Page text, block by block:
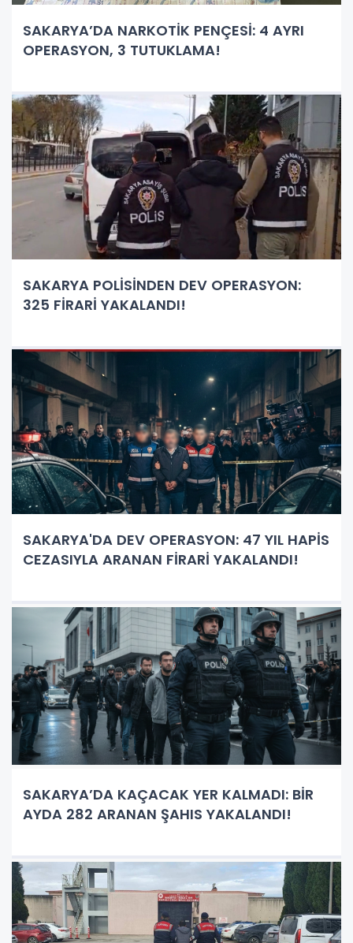
SAKARYA’DA NARKOTİK PENÇESİ: 4 AYRI
OPERASYON, 3 TUTUKLAMA!
SAKARYA POLİSİNDEN DEV OPERASYON:
325 FİRARİ YAKALANDI!
SAKARYA'DA DEV OPERASYON: 47 YIL HAPİS
CEZASIYLA ARANAN FİRARİ YAKALANDI!
SAKARYA’DA KAÇACAK YER KALMADI: BİR
AYDA 282 ARANAN ŞAHIS YAKALANDI!